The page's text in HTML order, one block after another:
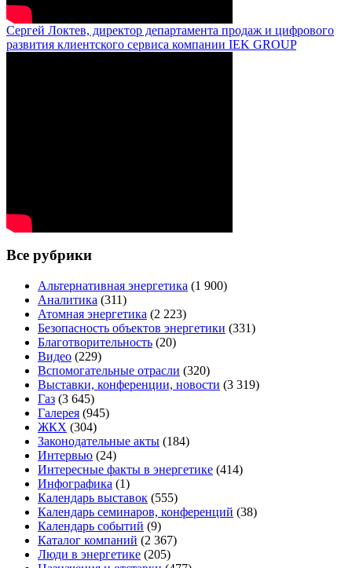
Сергей Локтев, директор департамента продаж и цифрового
развития клиентского сервиса компании IEK GROUP
Все рубрики
Альтернативная энергетика (1 900)
Аналитика (311)
Атомная энергетика (2 223)
Безопасность объектов энергетики (331)
Благотворительность (20)
Видео (229)
Вспомогательные отрасли (320)
Выставки, конференции, новости (3 319)
Газ (3 645)
Галерея (945)
ЖКХ (304)
Законодательные акты (184)
Интервью (24)
Интересные факты в энергетике (414)
Инфографика (1)
Календарь выставок (555)
Календарь семинаров, конференций (38)
Календарь событий (9)
Каталог компаний (2 367)
Люди в энергетике (205)